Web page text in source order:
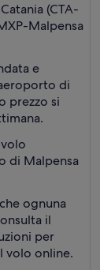
(CTA-
Malpensa
e
di
prezzo si
di Malpensa
ognuna
il
per
volo online.